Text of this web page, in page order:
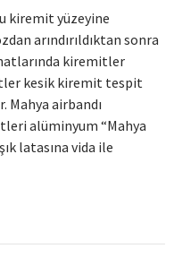
kiremit yüzeyine
arındırıldıktan sonra
kiremitler
kesik kiremit tespit
Mahya airbandı
alüminyum “Mahya
latasına vida ile